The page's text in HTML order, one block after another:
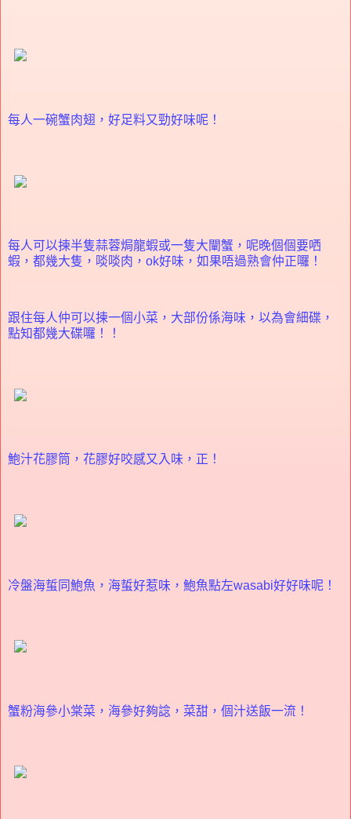
每人一碗蟹肉翅，好足料又勁好味呢！
每人可以揀半隻蒜蓉焗龍蝦或一隻大闡蟹，呢晚個個要哂
蝦，都幾大隻，啖啖肉，ok好味，如果唔過熟會仲正囉！
跟住每人仲可以揀一個小菜，大部份係海味，以為會細碟，
點知都幾大碟囉！！
鮑汁花膠筒，花膠好咬感又入味，正！
冷盤海蜇同鮑魚，海蜇好惹味，鮑魚點左wasabi好好味呢！
蟹粉海參小棠菜，海參好夠諗，菜甜，個汁送飯一流！